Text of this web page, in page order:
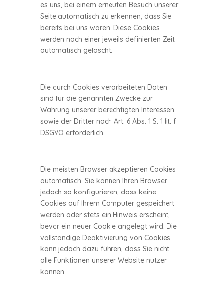
es uns, bei einem erneuten Besuch unserer
Seite automatisch zu erkennen, dass Sie
bereits bei uns waren. Diese Cookies
werden nach einer jeweils definierten Zeit
automatisch gelöscht.
Die durch Cookies verarbeiteten Daten
sind für die genannten Zwecke zur
Wahrung unserer berechtigten Interessen
sowie der Dritter nach Art. 6 Abs. 1 S. 1 lit. f
DSGVO erforderlich.
Die meisten Browser akzeptieren Cookies
automatisch. Sie können Ihren Browser
jedoch so konfigurieren, dass keine
Cookies auf Ihrem Computer gespeichert
werden oder stets ein Hinweis erscheint,
bevor ein neuer Cookie angelegt wird. Die
vollständige Deaktivierung von Cookies
kann jedoch dazu führen, dass Sie nicht
alle Funktionen unserer Website nutzen
können.